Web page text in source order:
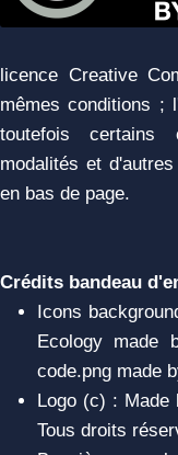
licence Creative
mêmes conditions ;
toutefois certains
modalités et
en bas de page.
Crédits bandeau
Icons
Ecology made
code.png made
Logo (c) : Made
Tous droits